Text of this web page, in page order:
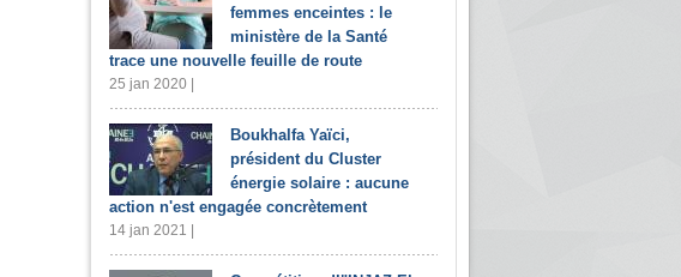
femmes enceintes : le
ministère de la Santé
trace une nouvelle feuille de route
25 jan 2020 |
Boukhalfa Yaïci,
président du Cluster
énergie solaire : aucune
action n'est engagée concrètement
14 jan 2021 |